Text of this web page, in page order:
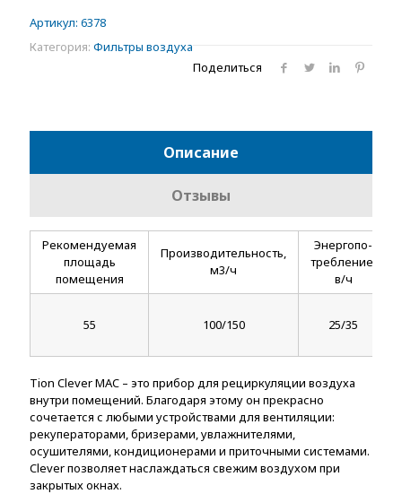
Артикул: 6378
Категория: Фильтры воздуха
Поделиться
Описание
Отзывы
Рекомендуемая
площадь
помещения
Производительность,
м3/ч
Энергопо-
требление,
в/ч
55 100/150 25/35
Tion Clever MAC – это прибор для рециркуляции воздуха
внутри помещений. Благодаря этому он прекрасно
сочетается с любыми устройствами для вентиляции:
рекуператорами, бризерами, увлажнителями,
осушителями, кондиционерами и приточными системами.
Clever позволяет наслаждаться свежим воздухом при
закрытых окнах.